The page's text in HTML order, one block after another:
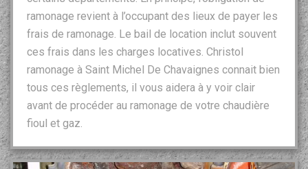
ramonage revient à l’occupant des lieux de payer les
frais de ramonage. Le bail de location inclut souvent
ces frais dans les charges locatives. Christol
ramonage à Saint Michel De Chavaignes connait bien
tous ces règlements, il vous aidera à y voir clair
avant de procéder au ramonage de votre chaudière
fioul et gaz.